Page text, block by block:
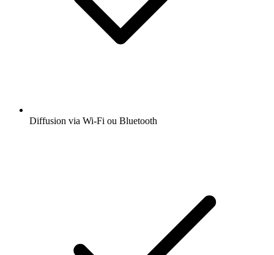
Diffusion via Wi-Fi ou Bluetooth